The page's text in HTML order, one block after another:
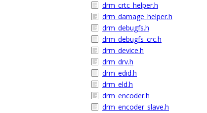
drm_crtc_helper.h
drm_damage_helper.h
drm_debugfs.h
drm_debugfs_crc.h
drm_device.h
drm_drv.h
drm_edid.h
drm_eld.h
drm_encoder.h
drm_encoder_slave.h